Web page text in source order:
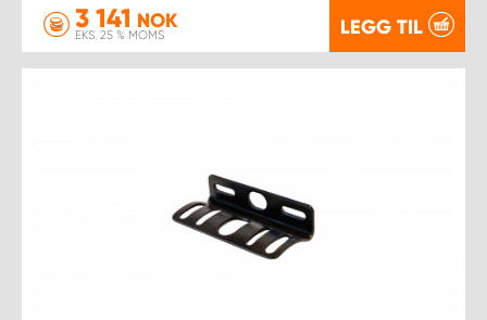
3 141 NOK
EKS. 25 % MOMS LEGG TIL